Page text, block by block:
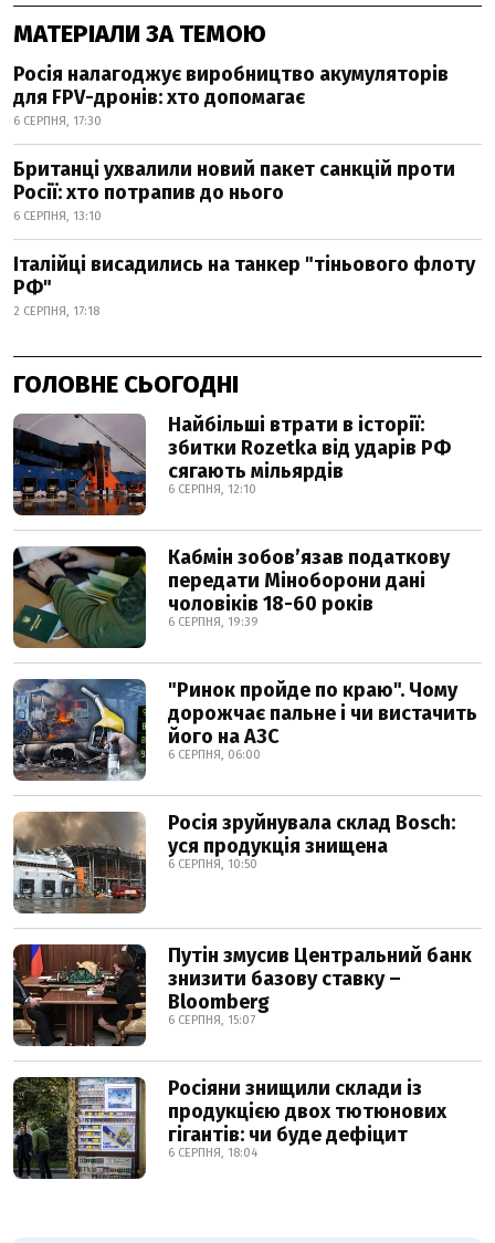
МАТЕРІАЛИ ЗА ТЕМОЮ
Росія налагоджує виробництво акумуляторів
для FPV-дронів: хто допомагає
6 СЕРПНЯ, 17:30
Британці ухвалили новий пакет санкцій проти
Росії: хто потрапив до нього
6 СЕРПНЯ, 13:10
Італійці висадились на танкер "тіньового флоту
РФ"
2 СЕРПНЯ, 17:18
ГОЛОВНЕ СЬОГОДНІ
Найбільші втрати в історії:
збитки Rozetka від ударів РФ
сягають мільярдів
6 СЕРПНЯ, 12:10
Кабмін зобовʼязав податкову
передати Міноборони дані
чоловіків 18-60 років
6 СЕРПНЯ, 19:39
"Ринок пройде по краю". Чому
дорожчає пальне і чи вистачить
його на АЗС
6 СЕРПНЯ, 06:00
Росія зруйнувала склад Bosch:
уся продукція знищена
6 СЕРПНЯ, 10:50
Путін змусив Центральний банк
знизити базову ставку –
Bloomberg
6 СЕРПНЯ, 15:07
Росіяни знищили склади із
продукцією двох тютюнових
гігантів: чи буде дефіцит
6 СЕРПНЯ, 18:04